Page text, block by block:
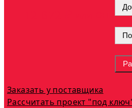
опт
Заказать у поставщика
Рассчитать проект "под